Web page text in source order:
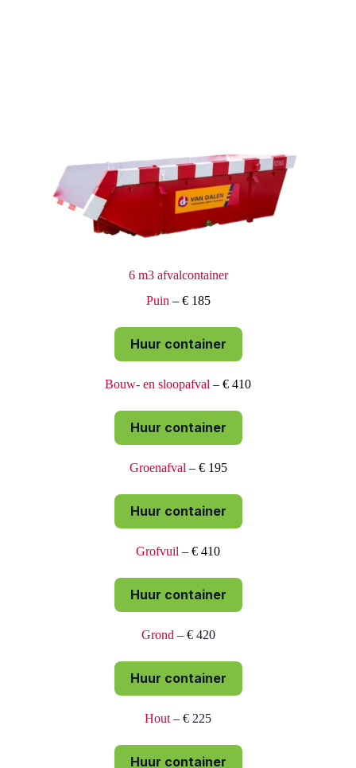
6 m3 afvalcontainer
Puin– € 185
Huur container
Bouw- en sloopafval – € 410
Huur container
Groenafval– € 195
Huur container
Grofvuil – € 410
Huur container
Grond– € 420
Huur container
Hout– € 225
Huur container